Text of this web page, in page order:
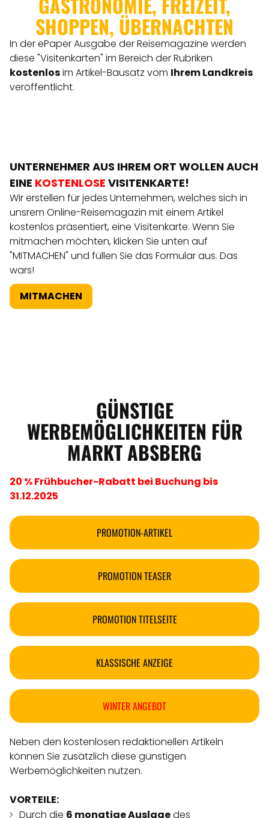
SHOPPEN, ÜBERNACHTEN
In der ePaper Ausgabe der Reisemagazine werden
diese "Visitenkarten" im Bereich der Rubriken
kostenlosim Artikel-Bausatz vom Ihrem Landkreis
veröffentlicht.
UNTERNEHMER AUS IHREM ORT WOLLEN AUCH
EINE KOSTENLOSE VISITENKARTE!
Wir erstellen für jedes Unternehmen, welches sich in
unsrem Online-Reisemagazin mit einem Artikel
kostenlos präsentiert, eine Visitenkarte. Wenn Sie
mitmachen möchten, klicken Sie unten auf
"MITMACHEN" und füllen Sie das Formular aus. Das
wars!
MITMACHEN
GÜNSTIGE
WERBEMÖGLICHKEITEN FÜR
MARKT ABSBERG
20 % Frühbucher-Rabatt bei Buchung bis
31.12.2025
PROMOTION-ARTIKEL
PROMOTION TEASER
PROMOTION TITELSEITE
KLASSISCHE ANZEIGE
WINTER ANGEBOT
Neben den kostenlosen redaktionellen Artikeln
können Sie zusätzlich diese günstigen
Werbemöglichkeiten nutzen.
VORTEILE:
Durch die 6 monatige Auslagedes